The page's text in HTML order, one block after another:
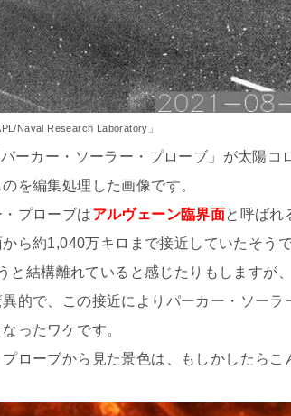
Naval Research Laboratory」
ーカー・ソーラー・プローブ」が太陽コ
を編集処理した画像です。
プローブはアルヴェーン臨界面と呼ばれ
ら約1,040万キロまで接近していたそうで
と結構離れていると感じたりもしますが
的で、この接近によりパーカー・ソー
ったワケです。
ローブから見た景色は、もしかしたらこ